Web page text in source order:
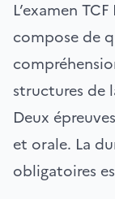
L’examen
compose de
structures de
Deux
et orale. La
obligatoires